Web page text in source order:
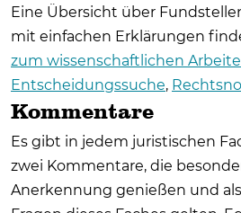
Eine Übersicht über
mit einfachen Erklärungen
zum wissenschaftlichen
Entscheidungssuche,
Kommentare
Es gibt in jedem juristischen
zwei Kommentare, die
Anerkennung genießen und